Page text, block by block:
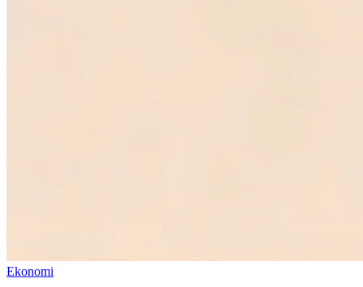
Ekonomi